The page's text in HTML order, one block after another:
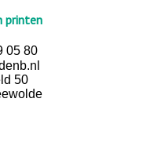
printen
05 80
50